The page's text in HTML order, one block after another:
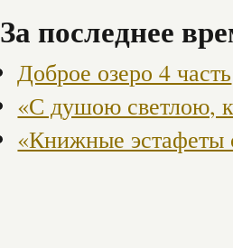
За последнее
Доброе озеро 4 часть
«С душою светлою,
«Книжные эстафеты